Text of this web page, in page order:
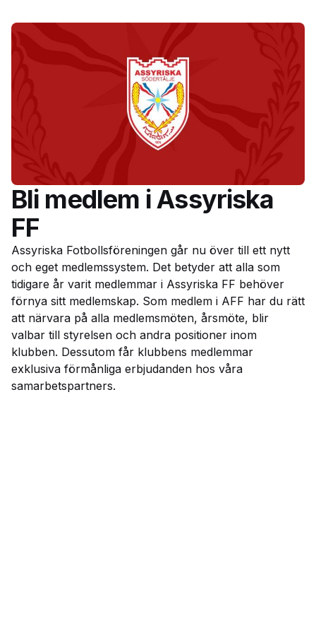
Bli medlem i Assyriska
FF
Assyriska Fotbollsföreningen går nu över till ett nytt
och eget medlemssystem. Det betyder att alla som
tidigare år varit medlemmar i Assyriska FF behöver
förnya sitt medlemskap. Som medlem i AFF har du rätt
att närvara på alla medlemsmöten, årsmöte, blir
valbar till styrelsen och andra positioner inom
klubben. Dessutom får klubbens medlemmar
exklusiva förmånliga erbjudanden hos våra
samarbetspartners.